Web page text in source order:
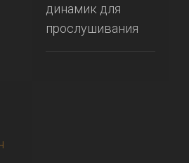
динамик для
прослушивания